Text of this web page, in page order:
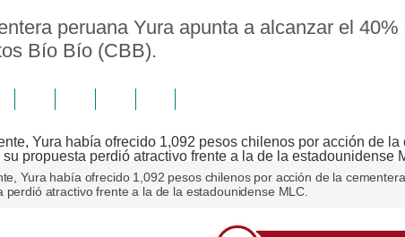
peruana Yura apunta a alcanzar el
Bío Bío (CBB).
Yura había ofrecido 1,092 pesos chilenos por acción de la
perdió atractivo frente a la de la estadounidense MLC.